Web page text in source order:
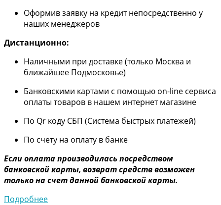
Оформив заявку на кредит непосредственно у
наших менеджеров
Дистанционно:
Наличными при доставке (только Москва и
ближайшее Подмосковье)
Банковскими картами с помощью on-line сервиса
оплаты товаров в нашем интернет магазине
По Qr коду СБП (Система быстрых платежей)
По счету на оплату в банке
Если оплата производилась посредством
банковской карты, возврат средств возможен
только на счет данной банковской карты.
Подробнее